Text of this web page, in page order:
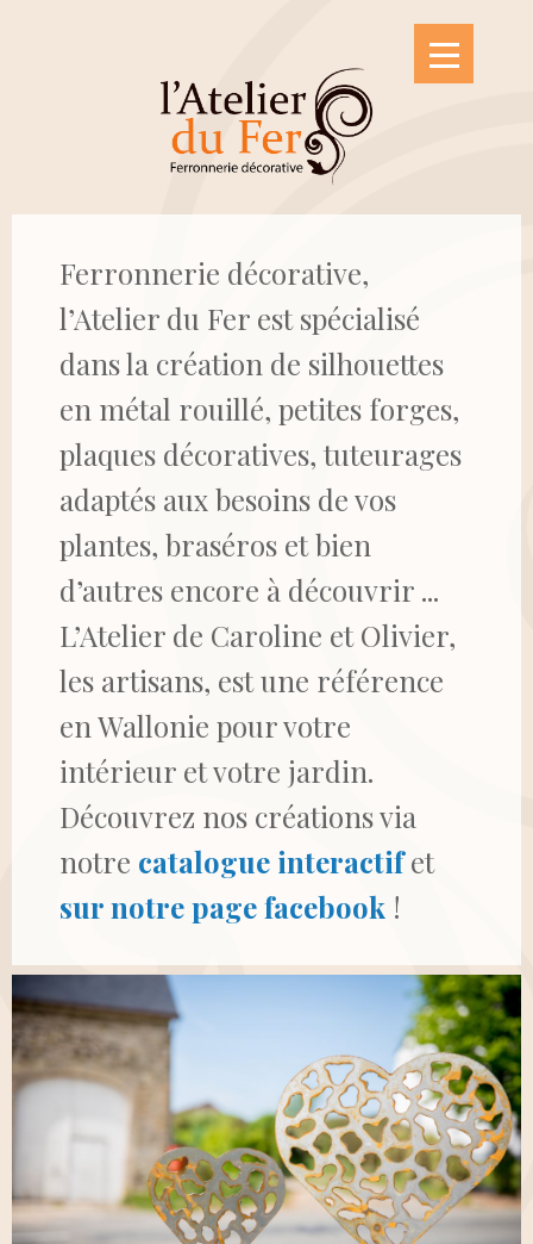
EVENEMENTS
PRODUITS
BOUTIQUE
ARTISANS
SUR MESURE
Ferronnerie décorative,
l’Atelier du Fer est spécialisé
dans la création de silhouettes
en métal rouillé, petites forges,
plaques décoratives, tuteurages
adaptés aux besoins de vos
plantes, braséros et bien
d’autres encore à découvrir ...
L’Atelier de Caroline et Olivier,
les artisans, est une référence
en Wallonie pour votre
intérieur et votre jardin.
Découvrez nos créations via
notre catalogue interactifet
sur notre page facebook !